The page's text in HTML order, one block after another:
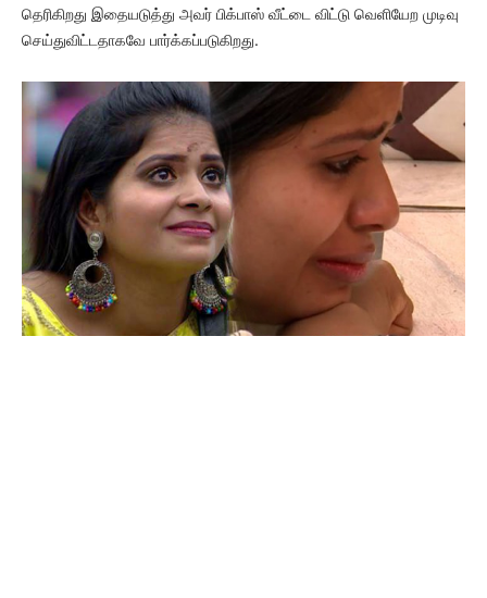
தெரிகிறது இதையடுத்து அவர் பிக்பாஸ் வீட்டை விட்டு வெளியேற முடிவு
செய்துவிட்டதாகவே பார்க்கப்படுகிறது.